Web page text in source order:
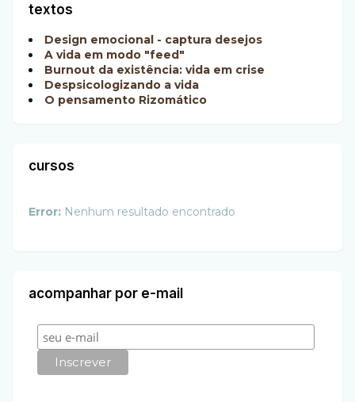
textos
Design emocional - captura desejos
A vida em modo "feed"
Burnout da existência: vida em crise
Despsicologizando a vida
O pensamento Rizomático
cursos
Error: Nenhum resultado encontrado
acompanhar por e-mail